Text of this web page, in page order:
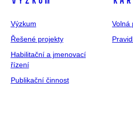
Výzkum
Řešené projekty
Habilitační a jmenovací
řízení
Publikační činnost
Volná